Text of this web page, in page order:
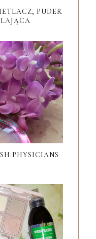
PUDER
PHYSICIANS